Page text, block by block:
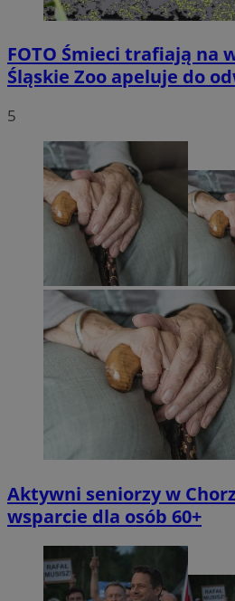
FOTO Śmieci trafiają na
Śląskie Zoo apeluje do
5
Aktywni seniorzy w
wsparcie dla osób 60+